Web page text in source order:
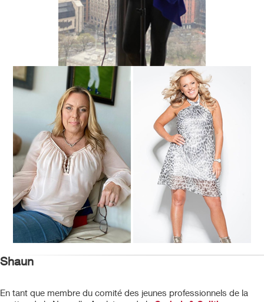
Shaun
En tant que membre du comité des jeunes professionnels de la